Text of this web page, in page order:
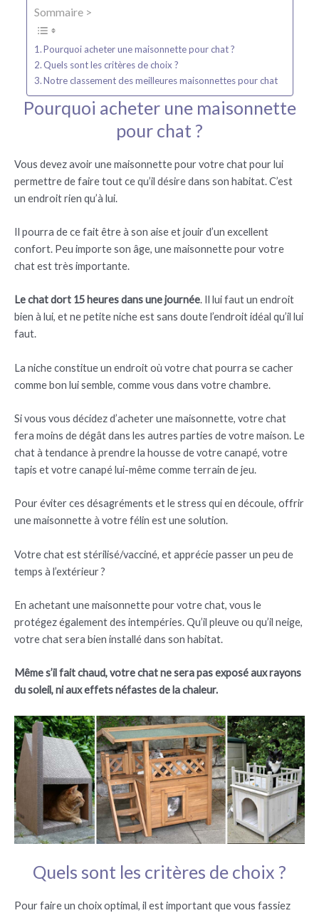
Sommaire >
Pourquoi acheter une maisonnette pour chat ?
Quels sont les critères de choix ?
Notre classement des meilleures maisonnettes pour chat
Pourquoi acheter une maisonnette
pour chat ?
Vous devez avoir une maisonnette pour votre chat pour lui
permettre de faire tout ce qu’il désire dans son habitat. C’est
un endroit rien qu’à lui.
Il pourra de ce fait être à son aise et jouir d’un excellent
confort. Peu importe son âge, une maisonnette pour votre
chat est très importante.
Le chat dort 15 heures dans une journée. Il lui faut un endroit
bien à lui, et ne petite niche est sans doute l’endroit idéal qu’il lui
faut.
La niche constitue un endroit où votre chat pourra se cacher
comme bon lui semble, comme vous dans votre chambre.
Si vous vous décidez d’acheter une maisonnette, votre chat
fera moins de dégât dans les autres parties de votre maison. Le
chat à tendance à prendre la housse de votre canapé, votre
tapis et votre canapé lui-même comme terrain de jeu.
Pour éviter ces désagréments et le stress qui en découle, offrir
une maisonnette à votre félin est une solution.
Votre chat est stérilisé/vacciné, et apprécie passer un peu de
temps à l’extérieur ?
En achetant une maisonnette pour votre chat, vous le
protégez également des intempéries. Qu’il pleuve ou qu’il neige,
votre chat sera bien installé dans son habitat.
Même s’il fait chaud, votre chat ne sera pas exposé aux rayons
du soleil, ni aux effets néfastes de la chaleur.
Quels sont les critères de choix ?
Pour faire un choix optimal, il est important que vous fassiez